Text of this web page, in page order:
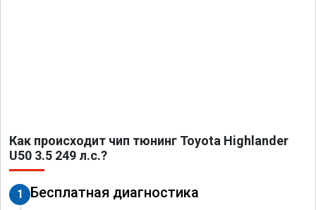
Как происходит чип тюнинг Toyota Highlander
U50 3.5 249 л.с.?
1 Бесплатная диагностика